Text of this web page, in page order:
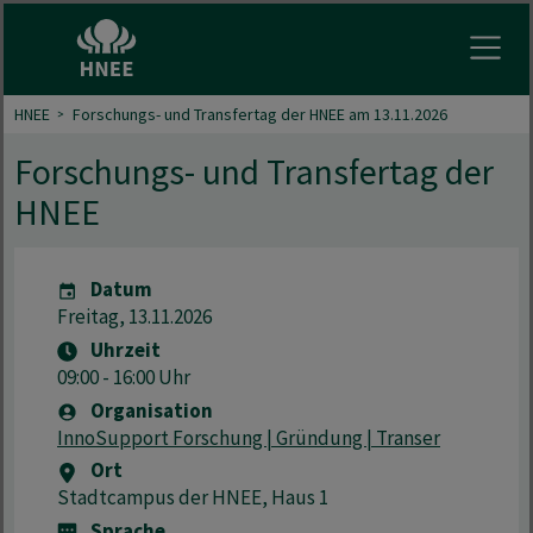
HNEE Forschungs- und Transfertag der HNEE am 13.11.2026
Forschungs- und Transfertag der
HNEE
Datum
Freitag, 13.11.2026
Uhrzeit
09:00 - 16:00 Uhr
Organisation
InnoSupport Forschung | Gründung | Transer
Ort
Stadtcampus der HNEE, Haus 1